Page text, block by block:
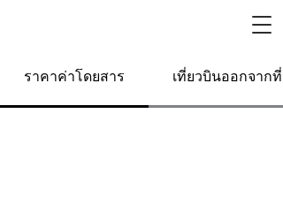
ราคาค่าโดยสาร เที่ยวบินออกจากที่นี่